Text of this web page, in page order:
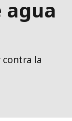
agua
contra la